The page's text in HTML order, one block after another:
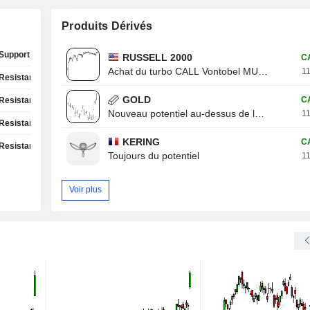
Test
Test
Test
Test
Test
Produits Dérivés
RUSSELL 2000
Achat du turbo CALL Vontobel MU13V
GOLD
Nouveau potentiel au-dessus de la résistance
KERING
Toujours du potentiel
Voir plus